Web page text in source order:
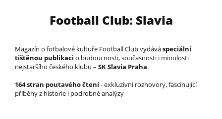
Football Club: Slavia
Magazín o fotbalové kultuře Football Club vydáváspeciální
tištěnou publikaci o budoucnosti, současnosti i minulosti
nejstaršího českého klubu – SK Slavia Praha.
164 stran poutavého čtení- exkluzivní rozhovory, fascinující
příběhy z historie i podrobné analýzy